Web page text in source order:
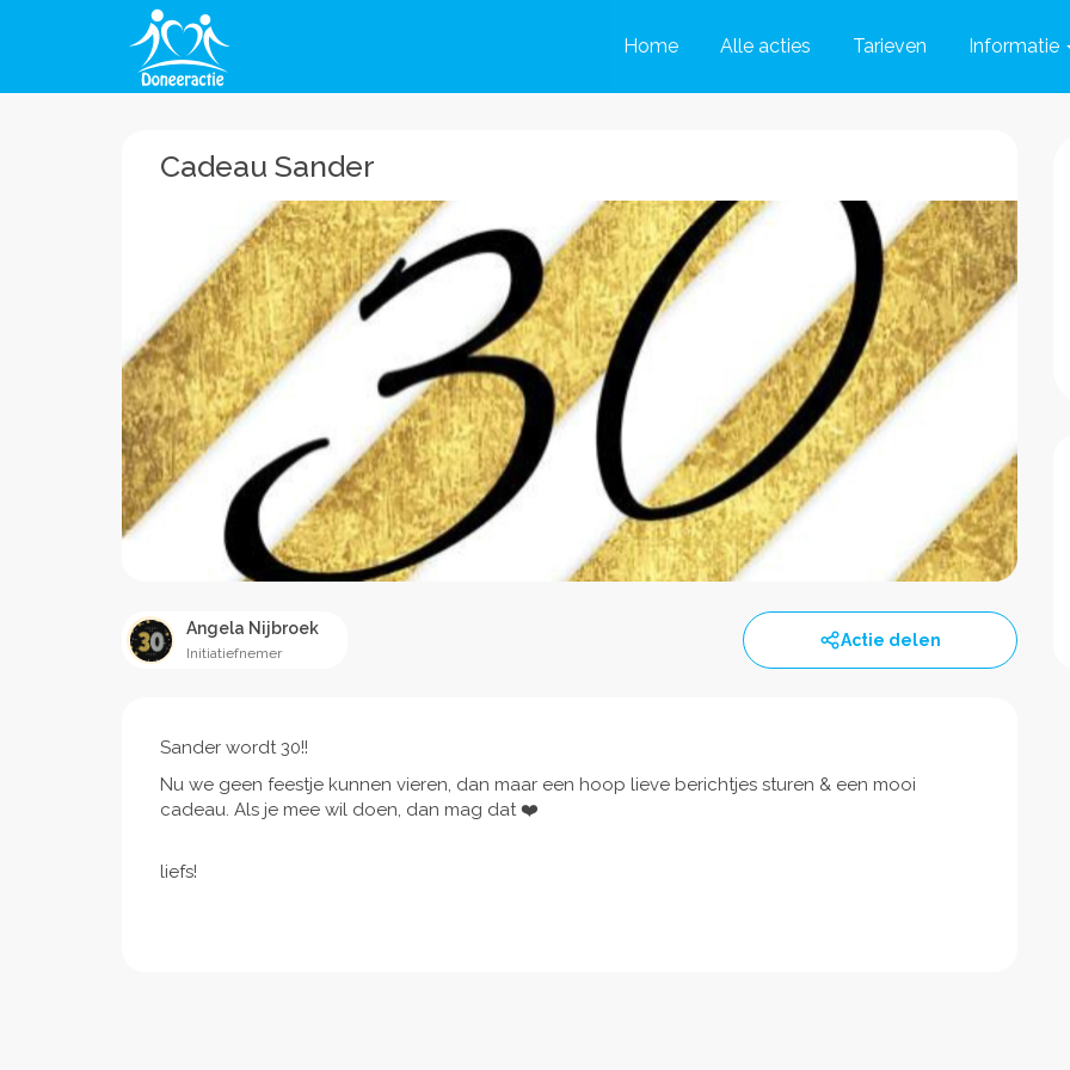
Home Alle acties Tarieven Informatie
Cadeau Sander
Angela Nijbroek
Initiatiefnemer
Actie delen
Sander wordt 30!!
Nu we geen feestje kunnen vieren, dan maar een hoop lieve berichtjes sturen & een mooi
cadeau. Als je mee wil doen, dan mag dat ❤️
liefs!